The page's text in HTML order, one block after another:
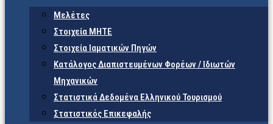
Μελέτες
Στοιχεία ΜΗΤΕ
Στοιχεία Ιαματικών Πηγών
Κατάλογος Διαπιστευμένων Φορέων / Ιδιωτών
Μηχανικών
Στατιστικά Δεδομένα Ελληνικού Τουρισμού
Στατιστικός Επικεφαλής